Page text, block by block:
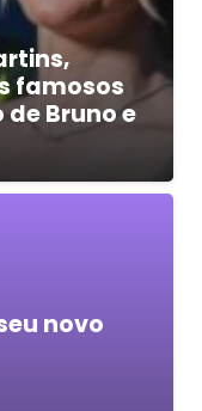
famosos
Bruno e
novo